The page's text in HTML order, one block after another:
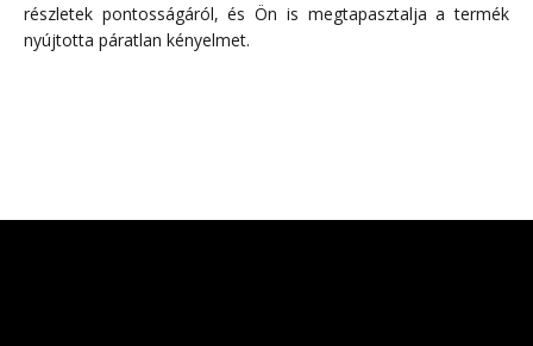
részletek pontosságáról, és Ön is megtapasztalja a termék
nyújtotta páratlan kényelmet.